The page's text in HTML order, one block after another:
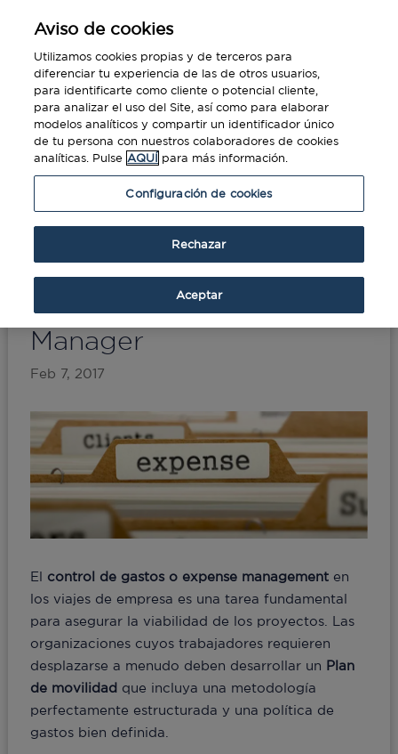
Portada»Claves para control de los gastos en
viajes de empresa de un Expense Manager
Claves para control de los
gastos en viajes de
empresa de un Expense
Manager
Feb 7, 2017
El control de gastos o expense managementen
los viajes de empresa es una tarea fundamental
para asegurar la viabilidad de los proyectos. Las
organizaciones cuyos trabajadores requieren
desplazarse a menudo deben desarrollar un Plan
de movilidad que incluya una metodología
perfectamente estructurada y una política de
gastos bien definida.
Aviso de cookies
Utilizamos cookies propias y de terceros para
diferenciar tu experiencia de las de otros usuarios,
para identificarte como cliente o potencial cliente,
para analizar el uso del Site, así como para elaborar
modelos analíticos y compartir un identificador único
de tu persona con nuestros colaboradores de cookies
analíticas. Pulse AQUÍ para más información.
Configuración de cookies
Rechazar
Aceptar